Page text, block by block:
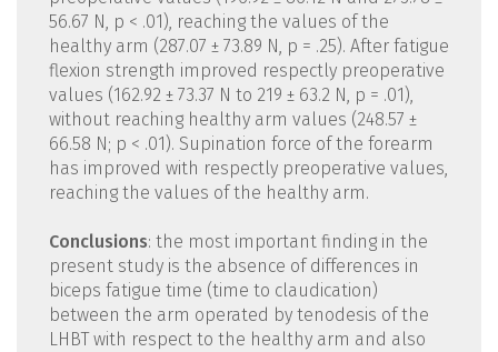
56.67 N, p < .01), reaching the values of the
healthy arm (287.07 ± 73.89 N, p = .25). After fatigue
flexion strength improved respectly preoperative
values (162.92 ± 73.37 N to 219 ± 63.2 N, p = .01),
without reaching healthy arm values (248.57 ±
66.58 N; p < .01). Supination force of the forearm
has improved with respectly preoperative values,
reaching the values of the healthy arm.
Conclusions: the most important finding in the
present study is the absence of differences in
biceps fatigue time (time to claudication)
between the arm operated by tenodesis of the
LHBT with respect to the healthy arm and also